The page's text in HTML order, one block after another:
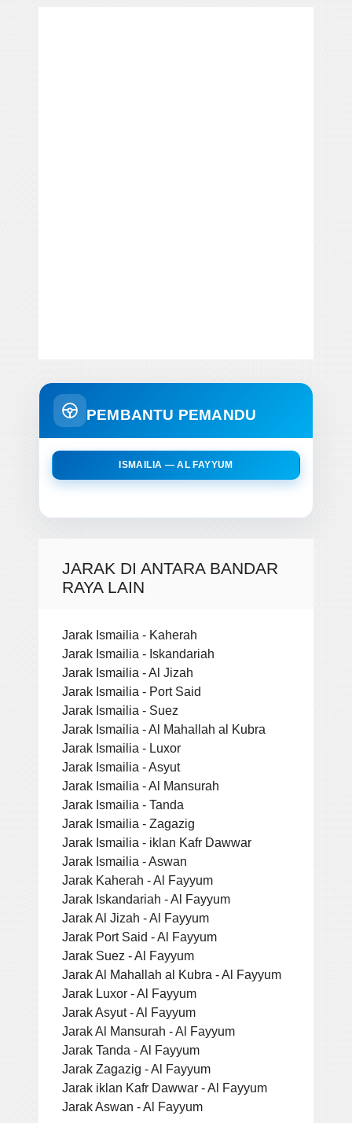
PEMBANTU PEMANDU
ISMAILIA — AL FAYYUM
JARAK DI ANTARA BANDAR
RAYA LAIN
Jarak Ismailia - Kaherah
Jarak Ismailia - Iskandariah
Jarak Ismailia - Al Jizah
Jarak Ismailia - Port Said
Jarak Ismailia - Suez
Jarak Ismailia - Al Mahallah al Kubra
Jarak Ismailia - Luxor
Jarak Ismailia - Asyut
Jarak Ismailia - Al Mansurah
Jarak Ismailia - Tanda
Jarak Ismailia - Zagazig
Jarak Ismailia - iklan Kafr Dawwar
Jarak Ismailia - Aswan
Jarak Kaherah - Al Fayyum
Jarak Iskandariah - Al Fayyum
Jarak Al Jizah - Al Fayyum
Jarak Port Said - Al Fayyum
Jarak Suez - Al Fayyum
Jarak Al Mahallah al Kubra - Al Fayyum
Jarak Luxor - Al Fayyum
Jarak Asyut - Al Fayyum
Jarak Al Mansurah - Al Fayyum
Jarak Tanda - Al Fayyum
Jarak Zagazig - Al Fayyum
Jarak iklan Kafr Dawwar - Al Fayyum
Jarak Aswan - Al Fayyum